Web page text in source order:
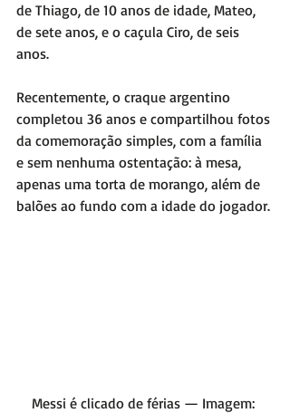
de Thiago, de 10 anos de idade, Mateo,
de sete anos, e o caçula Ciro, de seis
anos.
Recentemente, o craque argentino
completou 36 anos e compartilhou fotos
da comemoração simples, com a família
e sem nenhuma ostentação: à mesa,
apenas uma torta de morango, além de
balões ao fundo com a idade do jogador.
Messi é clicado de férias — Imagem: